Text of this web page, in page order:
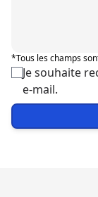
*Tous les champs
Je souhaite
e-mail.